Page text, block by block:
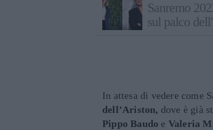
Sanremo
sul palco
In attesa di vedere come
dell’Ariston, dove è già
Pippo Baudo e Valeria